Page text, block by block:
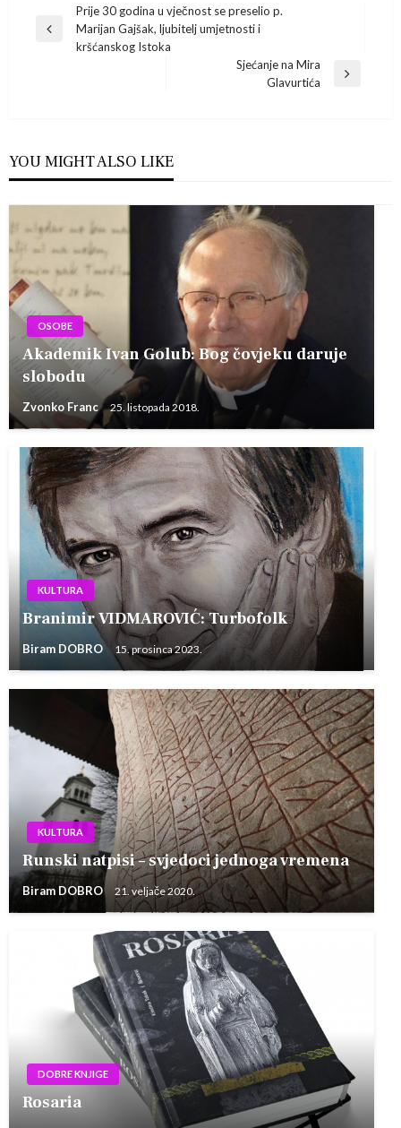
Navigacija
objava
Previous
Prije 30 godina u vječnost se preselio p.
Marijan Gajšak, ljubitelj umjetnosti i
kršćanskog Istoka
Sjećanje na Mira
Glavurtića
YOU MIGHT ALSO LIKE
OSOBE
Akademik Ivan Golub: Bog čovjeku daruje
slobodu
Zvonko Franc 25. listopada 2018.
KULTURA
Branimir VIDMAROVIĆ: Turbofolk
Biram DOBRO 15. prosinca 2023.
KULTURA
Runski natpisi – svjedoci jednoga vremena
Biram DOBRO 21. veljače 2020.
DOBRE KNJIGE
Rosaria